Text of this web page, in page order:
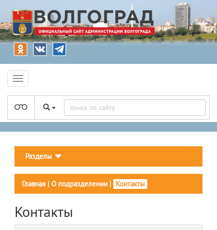
Разделы
Главная | О подразделении | Контакты
Контакты